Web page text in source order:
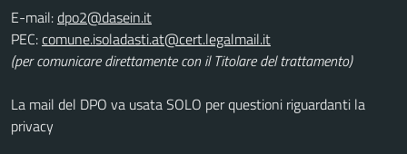
E-mail:
PEC:
(per comunicare direttamente con il Titolare del trattamento)
La mail del DPO va usata SOLO per questioni riguardanti la
privacy